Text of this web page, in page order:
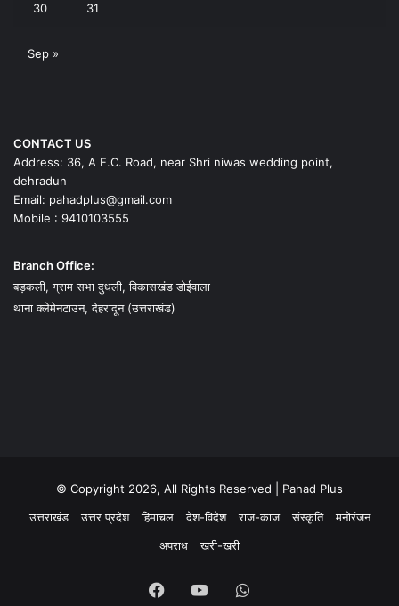
30 31
Sep »
CONTACT US
Address: 36, A E.C. Road, near Shri niwas wedding point,
dehradun
Email: pahadplus@gmail.com
Mobile : 9410103555
Branch Office:
बड़कली, ग्राम सभा दुधली, विकासखंड डोईवाला
थाना क्लेमेनटाउन, देहरादून (उत्तराखंड)
© Copyright 2026, All Rights Reserved | Pahad Plus
उत्तराखंड
उत्तर प्रदेश हिमाचल देश-विदेश राज-काज संस्कृति
मनोरंजन
अपराध
खरी-खरी
FacebookYouTubeWhatsApp